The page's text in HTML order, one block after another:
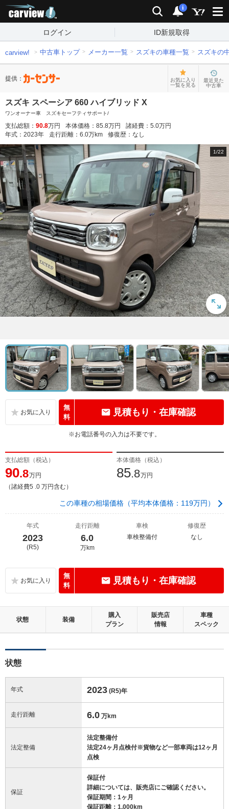
検索 通知
i
ログイン ID新規取得
carview! 中古車トップ メーカー一覧 スズキの車種一覧 スズキの
提供：
お気に入り
一覧を見る
最近見た
中古車
スズキ スペーシア 660 ハイブリッド X
ワンオーナー車 スズキセーフティサポート/
支払総額： 90.8万円 本体価格： 85.8万円 諸経費： 5.0万円
年式： 2023年 走行距離： 6.0万km 修復歴： なし
1/22
無
料
見積もり・在庫確認
※お電話番号の入力は不要です。
支払総額（税込）
90.8万円
（諸経費5 .0 万円含む）
本体価格（税込）
85.8万円
この車種の相場価格（平均本体価格：119万円）
年式
2023
(R5)
走行距離
6.0
万km
車検
車検整備付
修復歴
なし
無
料
見積もり・在庫確認
状態 装備
購入
プラン
販売店
情報
車種
スペック
状態
年式 2023 (R5)年
走行距離 6.0 万km
法定整備
法定整備付
法定24ヶ月点検付※貨物など一部車両は12ヶ月
点検
保証
保証付
詳細については、販売店にご確認ください。
保証期間：1ヶ月
保証距離：1,000km